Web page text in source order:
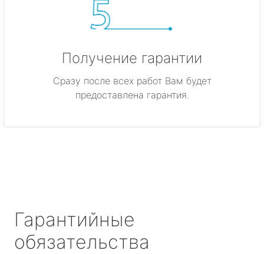
Получение гарантии
Сразу после всех работ Вам будет
предоставлена гарантия.
Гарантийные
обязательства